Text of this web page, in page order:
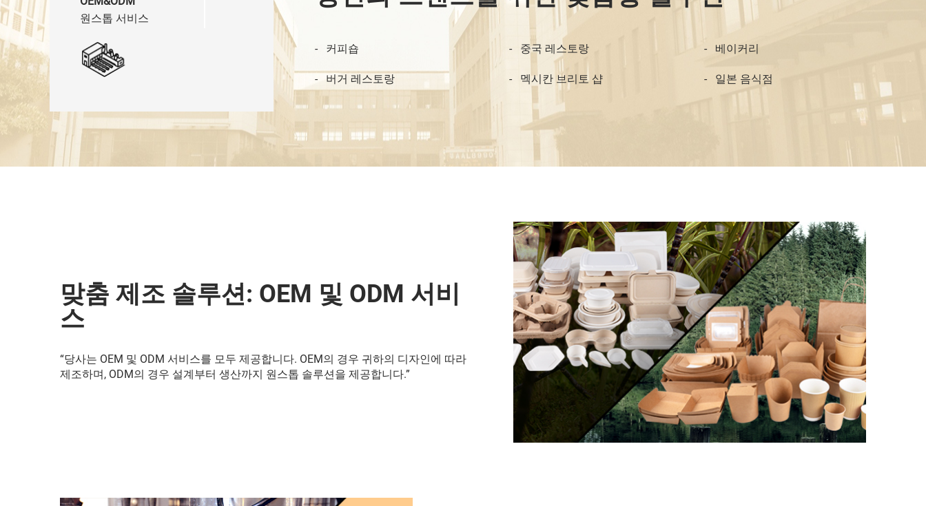
원스톱 서비스
커피숍 중국 레스토랑 베이커리
버거 레스토랑 멕시칸 브리토 샵 일본 음식점
맞춤 제조 솔루션: OEM 및 ODM 서비
스
“당사는 OEM 및 ODM 서비스를 모두 제공합니다. OEM의 경우 귀하의 디자인에 따라
제조하며, ODM의 경우 설계부터 생산까지 원스톱 솔루션을 제공합니다.”